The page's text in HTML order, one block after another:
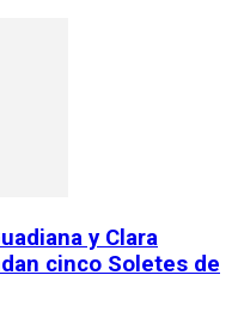
y Clara
cinco Soletes de